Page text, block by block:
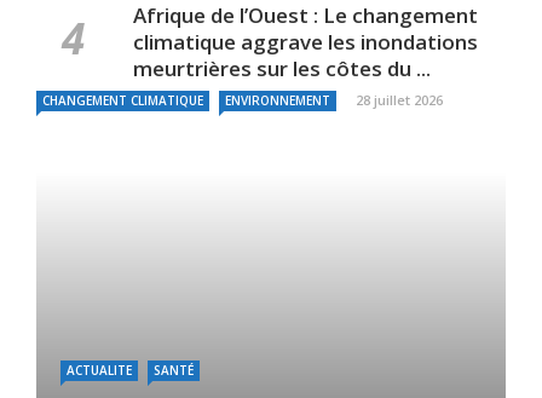
Afrique de l’Ouest : Le changement
climatique aggrave les inondations
meurtrières sur les côtes du ...
CHANGEMENT CLIMATIQUE ENVIRONNEMENT 28 juillet 2026
ACTUALITE SANTÉ